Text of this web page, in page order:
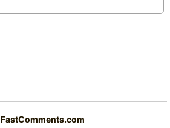
FastComments.com